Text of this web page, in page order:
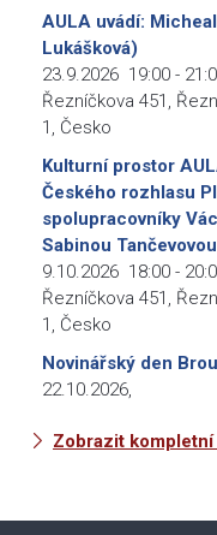
AULA uvádí:
Lukášková)
23.9.2026 19:00 -
Řezníčkova 451,
1, Česko
Kulturní prostor
Českého rozhlasu
spolupracovníky
Sabinou
9.10.2026 18:00 -
Řezníčkova 451,
1, Česko
Novinářský den
22.10.2026,
Zobrazit kompletní